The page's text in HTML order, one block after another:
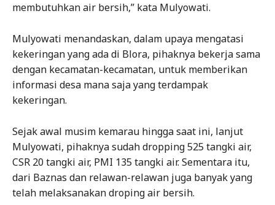
membutuhkan air bersih,” kata Mulyowati.
Mulyowati menandaskan, dalam upaya mengatasi
kekeringan yang ada di Blora, pihaknya bekerja sama
dengan kecamatan-kecamatan, untuk memberikan
informasi desa mana saja yang terdampak
kekeringan.
Sejak awal musim kemarau hingga saat ini, lanjut
Mulyowati, pihaknya sudah dropping 525 tangki air,
CSR 20 tangki air, PMI 135 tangki air. Sementara itu,
dari Baznas dan relawan-relawan juga banyak yang
telah melaksanakan droping air bersih.